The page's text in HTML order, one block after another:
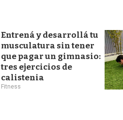
Entrená y desarrollá tu
musculatura sin tener
que pagar un gimnasio:
tres ejercicios de
calistenia
Fitness